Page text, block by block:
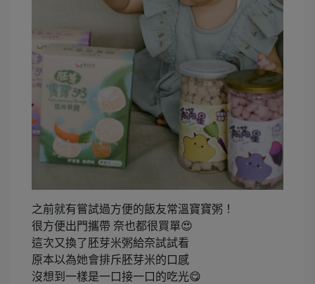
之前就有嘗試過方便的飯友常溫寶寶粥！
很方便出門攜帶 奈也都很買單😍
這次又換了胚芽米粥給奈試試看
原本以為她會排斥胚芽米的口感
沒想到一樣是一口接一口的吃光😋